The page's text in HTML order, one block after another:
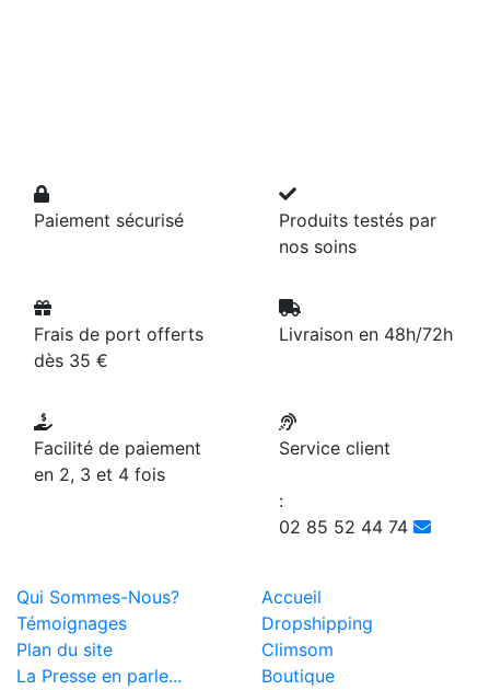
Paiement sécurisé
Produits testés par
nos soins
Frais de port offerts
dès 35 €
Livraison en 48h/72h
Facilité de paiement
en 2, 3 et 4 fois
Service client
:
02 85 52 44 74
Qui Sommes-Nous?
Accueil
Témoignages
Dropshipping
Plan du site
Climsom
La Presse en parle...
Boutique